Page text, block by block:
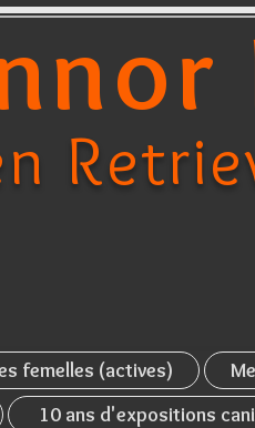
femelles (actives)
10 ans d'expositions